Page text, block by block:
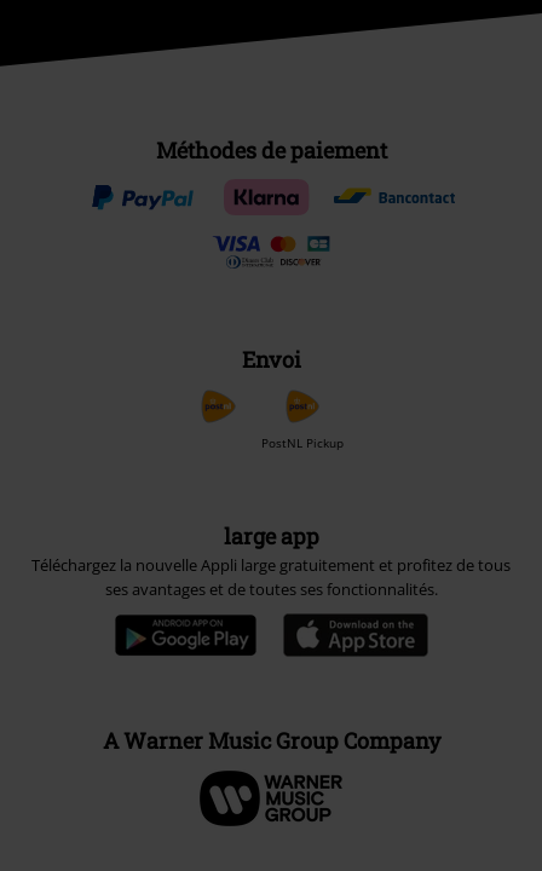
Méthodes de paiement
Envoi
PostNL Pickup
large app
Téléchargez la nouvelle Appli large gratuitement et profitez de tous
ses avantages et de toutes ses fonctionnalités.
A Warner Music Group Company